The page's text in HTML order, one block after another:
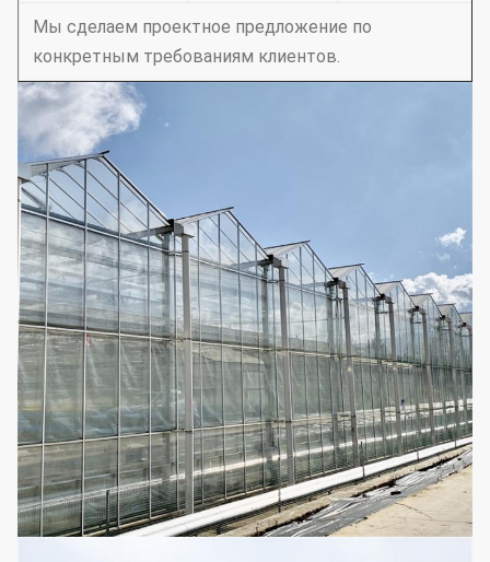
Мы сделаем проектное предложение по
конкретным требованиям клиентов.